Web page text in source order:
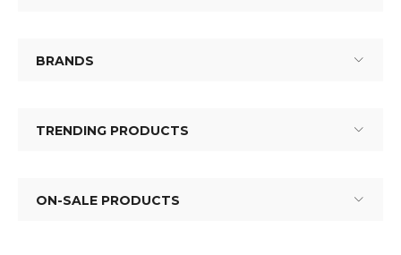
BRANDS
TRENDING PRODUCTS
ON-SALE PRODUCTS